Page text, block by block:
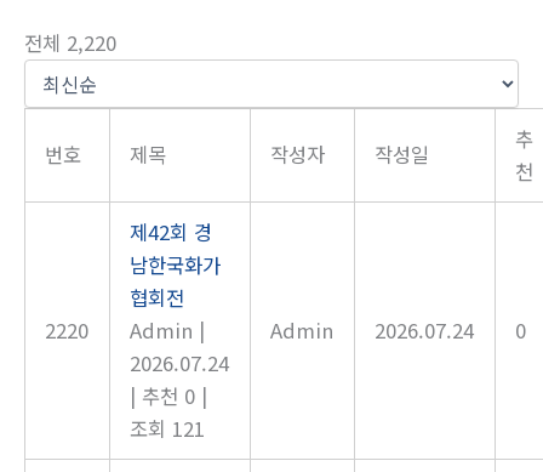
전체 2,220
번호 제목 작성자 작성일
추
천
2220
제42회 경
남한국화가
협회전
Admin |
2026.07.24
| 추천 0 |
조회 121
Admin 2026.07.24 0